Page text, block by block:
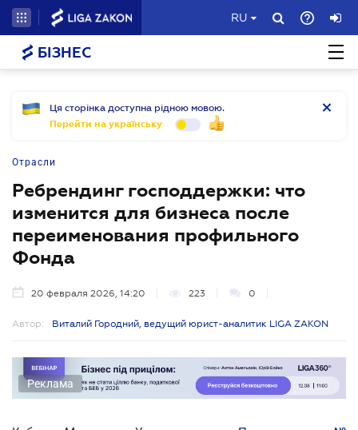
RU
БІЗНЕС
Ця сторінка доступна рідною мовою.
Перейти на українську
Отрасли
Ребрендинг господдержки: что
изменится для бизнеса после
переименования профильного
Фонда
20 февраля 2026, 14:20 223 0
Автор: Виталий Городний, ведущий юрист-аналитик LIGA ZAKON
Реклама